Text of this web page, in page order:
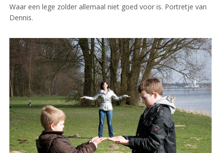
Waar een lege zolder allemaal niet goed voor is. Portretje van
Dennis.